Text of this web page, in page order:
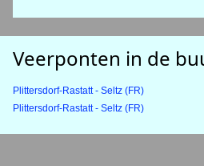
Veerponten in de
Plittersdorf-Rastatt - Seltz (FR)
Plittersdorf-Rastatt - Seltz (FR)